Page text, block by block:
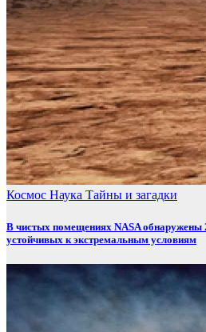
Космос Наука Тайны и загадки
В чистых помещениях NASA обнаружены
устойчивых к экстремальным условиям